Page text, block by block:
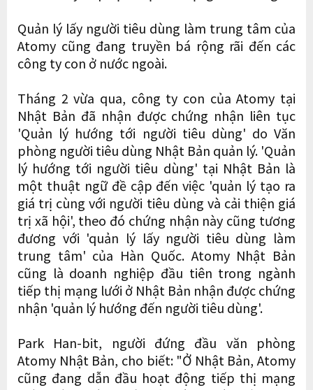
Quản lý lấy người tiêu dùng làm trung tâm của
Atomy cũng đang truyền bá rộng rãi đến các
công ty con ở nước ngoài.
Tháng 2 vừa qua, công ty con của Atomy tại
Nhật Bản đã nhận được chứng nhận liên tục
'Quản lý hướng tới người tiêu dùng' do Văn
phòng người tiêu dùng Nhật Bản quản lý. 'Quản
lý hướng tới người tiêu dùng' tại Nhật Bản là
một thuật ngữ đề cập đến việc 'quản lý tạo ra
giá trị cùng với người tiêu dùng và cải thiện giá
trị xã hội', theo đó chứng nhận này cũng tương
đương với 'quản lý lấy người tiêu dùng làm
trung tâm' của Hàn Quốc. Atomy Nhật Bản
cũng là doanh nghiệp đầu tiên trong ngành
tiếp thị mạng lưới ở Nhật Bản nhận được chứng
nhận 'quản lý hướng đến người tiêu dùng'.
Park Han-bit, người đứng đầu văn phòng
Atomy Nhật Bản, cho biết: "Ở Nhật Bản, Atomy
cũng đang dẫn đầu hoạt động tiếp thị mạng